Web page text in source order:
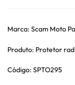
Marca: Scam Moto
Produto: Protetor
Código: SPTO295